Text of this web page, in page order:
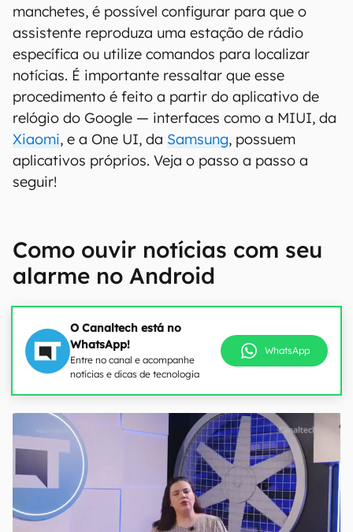
manchetes, é possível configurar para que o
assistente reproduza uma estação de rádio
específica ou utilize comandos para localizar
notícias. É importante ressaltar que esse
procedimento é feito a partir do aplicativo de
relógio do Google — interfaces como a MIUI, da
Xiaomi, e a One UI, da Samsung, possuem
aplicativos próprios. Veja o passo a passo a
seguir!
Como ouvir notícias com seu
alarme no Android
O Canaltech está no
WhatsApp!
Entre no canal e acompanhe
notícias e dicas de tecnologia
WhatsApp